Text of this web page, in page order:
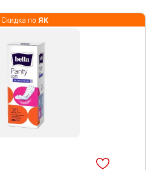
Скидка по ЯК